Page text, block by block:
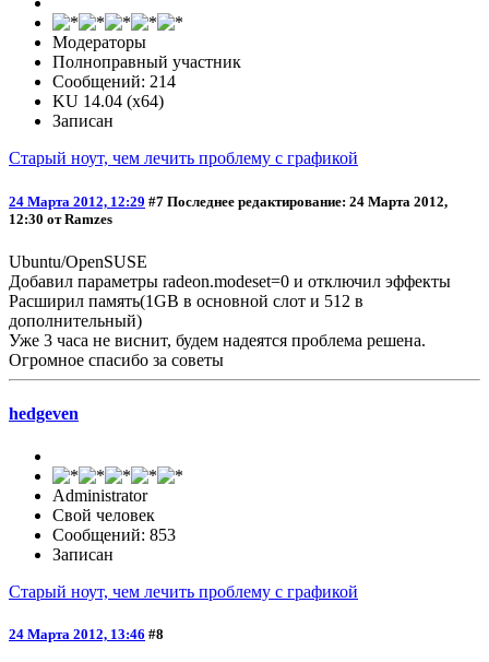
Модераторы
Полноправный участник
Сообщений: 214
KU 14.04 (x64)
Записан
Старый ноут, чем лечить проблему с графикой
24 Марта 2012, 12:29 #7 Последнее редактирование: 24 Марта 2012,
12:30 от Ramzes
Ubuntu/OpenSUSE
Добавил параметры radeon.modeset=0 и отключил эффекты
Расширил память(1GB в основной слот и 512 в
дополнительный)
Уже 3 часа не виснит, будем надеятся проблема решена.
Огромное спасибо за советы
hedgeven
Administrator
Свой человек
Сообщений: 853
Записан
Старый ноут, чем лечить проблему с графикой
24 Марта 2012, 13:46 #8